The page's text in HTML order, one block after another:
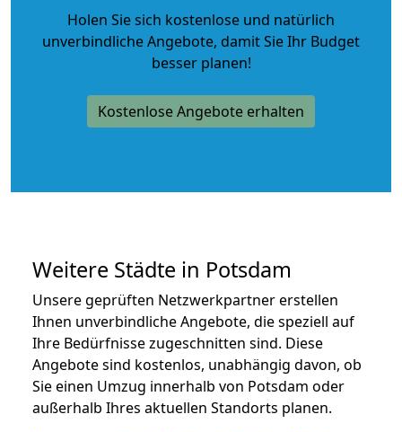
Holen Sie sich kostenlose und natürlich
unverbindliche Angebote, damit Sie Ihr Budget
besser planen!
Kostenlose Angebote erhalten
Weitere Städte in Potsdam
Unsere geprüften Netzwerkpartner erstellen
Ihnen unverbindliche Angebote, die speziell auf
Ihre Bedürfnisse zugeschnitten sind. Diese
Angebote sind kostenlos, unabhängig davon, ob
Sie einen Umzug innerhalb von Potsdam oder
außerhalb Ihres aktuellen Standorts planen.